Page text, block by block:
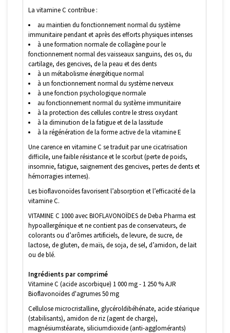
La vitamine C contribue :
au maintien du fonctionnement normal du système
immunitaire pendant et après des efforts physiques intenses
à une formation normale de collagène pour le
fonctionnement normal des vaisseaux sanguins, des os, du
cartilage, des gencives, de la peau et des dents
à un métabolisme énergétique normal
à un fonctionnement normal du système nerveux
à une fonction psychologique normale
au fonctionnement normal du système immunitaire
à la protection des cellules contre le stress oxydant
à la diminution de la fatigue et de la lassitude
à la régénération de la forme active de la vitamine E
Une carence en vitamine C se traduit par une cicatrisation
difficile, une faible résistance et le scorbut (perte de poids,
insomnie, fatigue, saignement des gencives, pertes de dents et
hémorragies internes).
Les bioflavonoïdes favorisent l’absorption et l’efficacité de la
vitamine C.
VITAMINE C 1000 avec BIOFLAVONOÏDES de Deba Pharma est
hypoallergénique et ne contient pas de conservateurs, de
colorants ou d’arômes artificiels, de levure, de sucre, de
lactose, de gluten, de maïs, de soja, de sel, d’amidon, de lait
ou de blé.
Ingrédients par comprimé
Vitamine C (acide ascorbique) 1 000 mg - 1 250 % AJR
Bioflavonoïdes d'agrumes 50 mg
Cellulose microcristalline, glycéroldibéhénate, acide stéarique
(stabilisants), amidon de riz (agent de charge),
magnésiumstéarate, siliciumdioxide (anti-agglomérants)